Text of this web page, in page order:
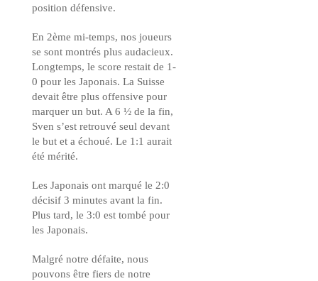
position défensive.
En 2ème mi-temps, nos joueurs
se sont montrés plus audacieux.
Longtemps, le score restait de 1-
0 pour les Japonais. La Suisse
devait être plus offensive pour
marquer un but. A 6 ½ de la fin,
Sven s’est retrouvé seul devant
le but et a échoué. Le 1:1 aurait
été mérité.
Les Japonais ont marqué le 2:0
décisif 3 minutes avant la fin.
Plus tard, le 3:0 est tombé pour
les Japonais.
Malgré notre défaite, nous
pouvons être fiers de notre